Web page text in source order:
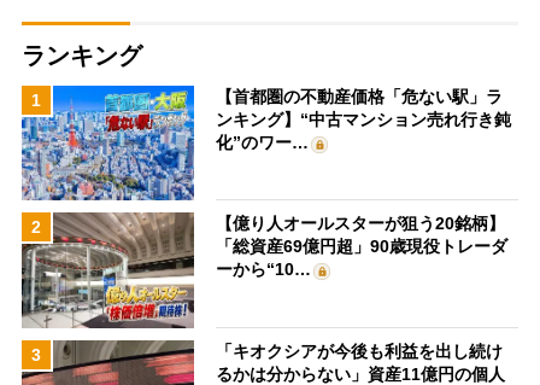
ランキング
1
【首都圏の不動産価格「危ない駅」ラ
ンキング】“中古マンション売れ行き鈍
化”のワー…
2
【億り人オールスターが狙う20銘柄】
「総資産69億円超」90歳現役トレーダ
ーから“10…
3
「キオクシアが今後も利益を出し続け
るかは分からない」資産11億円の個人